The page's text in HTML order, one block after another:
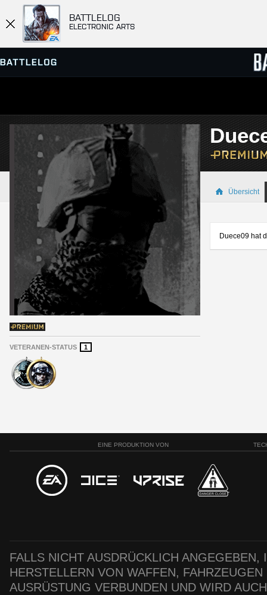
BATTLELOG
ELECTRONIC ARTS
SERVER-BROWSER
MATCHES
VETERANEN-STATUS 1
Übersicht
Duece09 hat
EINE PRODUKTION VON
FALLS NICHT AUSDRÜCKLICH
HERSTELLERN VON WAFFEN,
AUSRÜSTUNG VERBUNDEN UND WIRD